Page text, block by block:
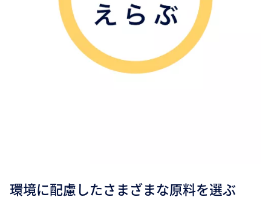
環境に配慮したさまざまな原料を選ぶ